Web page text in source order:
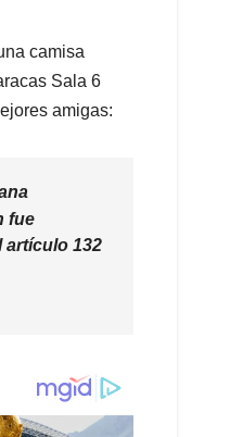
camisa
Sala 6
amigas:
fue
artículo 132